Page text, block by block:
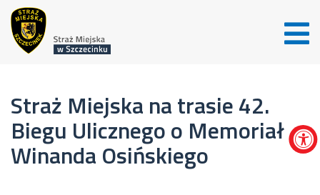
Straż Miejska na trasie 42.
Biegu Ulicznego o Memoriał
Winanda Osińskiego